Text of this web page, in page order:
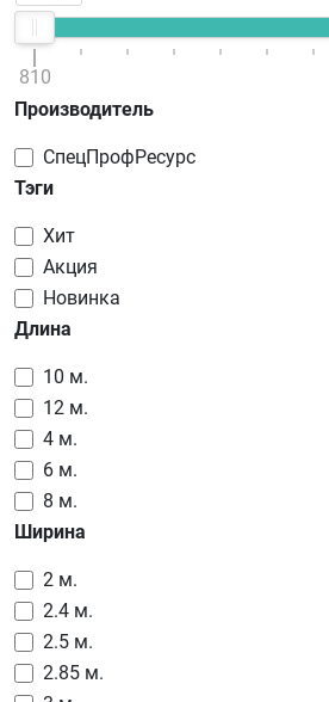
810
Производитель
СпецПрофРесурс
Тэги
Хит
Акция
Новинка
Длина
10 м.
12 м.
4 м.
6 м.
8 м.
Ширина
2 м.
2.4 м.
2.5 м.
2.85 м.